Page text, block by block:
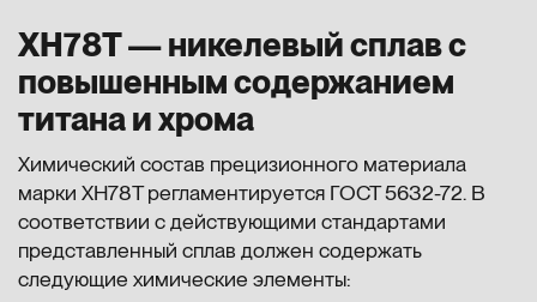
ХН78Т — никелевый сплав с
повышенным содержанием
титана и хрома
Химический состав прецизионного материала
марки ХН78Т регламентируется ГОСТ 5632-72. В
соответствии с действующими стандартами
представленный сплав должен содержать
следующие химические элементы: